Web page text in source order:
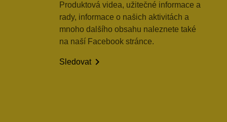
Produktová videa, užitečné informace a
rady, informace o našich aktivitách a
mnoho dalšího obsahu naleznete také
na naší Facebook stránce.
Sledovat